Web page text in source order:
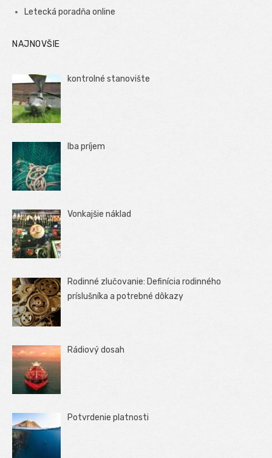
Letecká poradňa online
NAJNOVŠIE
kontrolné stanovište
Iba príjem
Vonkajšie náklad
Rodinné zlučovanie: Definícia rodinného
príslušníka a potrebné dôkazy
Rádiový dosah
Potvrdenie platnosti